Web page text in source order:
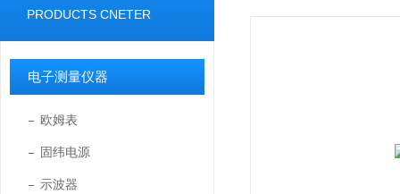
PRODUCTS CNETER
电子测量仪器
欧姆表
固纬电源
示波器